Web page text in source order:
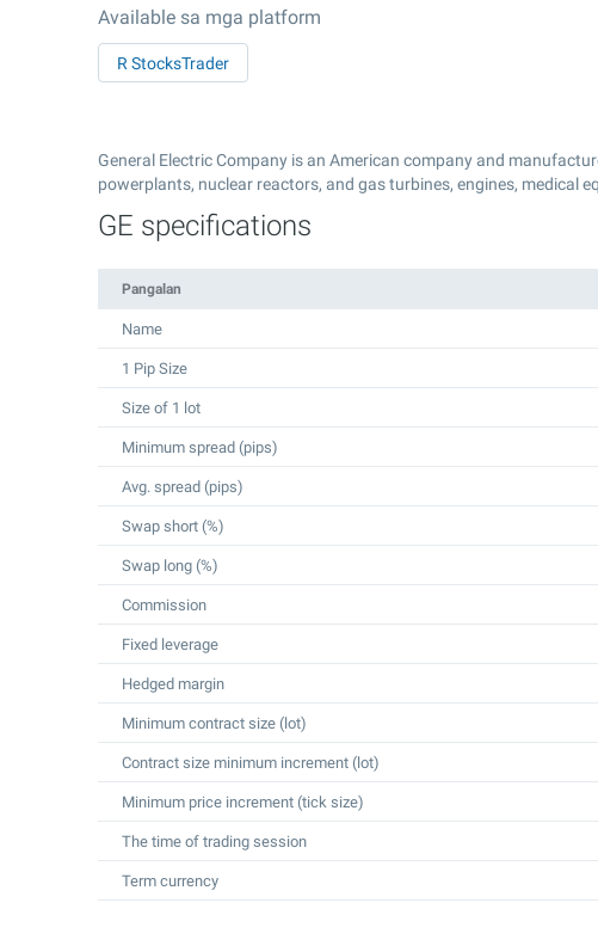
Available sa mga platform
R StocksTrader
General Electric Company is an American company and
powerplants, nuclear reactors, and gas turbines, engines, medical
GE specifications
Pangalan
Name
1 Pip Size
Size of 1 lot
Minimum spread (pips)
Avg. spread (pips)
Swap short (%)
Swap long (%)
Commission
Fixed leverage
Hedged margin
Minimum contract size (lot)
Contract size minimum increment (lot)
Minimum price increment (tick size)
The time of trading session
Term currency